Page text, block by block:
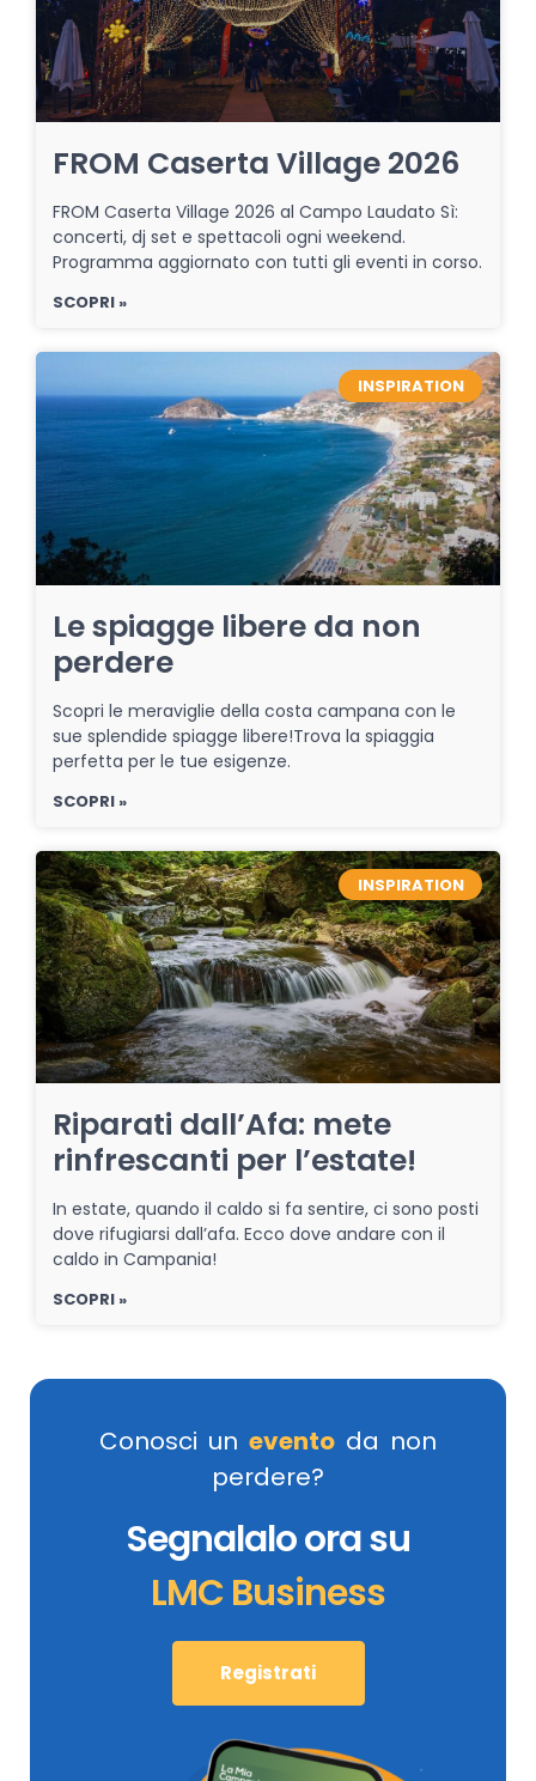
FROM Caserta Village 2026
FROM Caserta Village 2026 al Campo Laudato Sì:
concerti, dj set e spettacoli ogni weekend.
Programma aggiornato con tutti gli eventi in corso.
SCOPRI »
INSPIRATION
Le spiagge libere da non
perdere
Scopri le meraviglie della costa campana con le
sue splendide spiagge libere!Trova la spiaggia
perfetta per le tue esigenze.
SCOPRI »
INSPIRATION
Riparati dall’Afa: mete
rinfrescanti per l’estate!
In estate, quando il caldo si fa sentire, ci sono posti
dove rifugiarsi dall’afa. Ecco dove andare con il
caldo in Campania!
SCOPRI »
Conosci un evento da non
perdere?
Segnalalo ora su
LMC Business
Registrati